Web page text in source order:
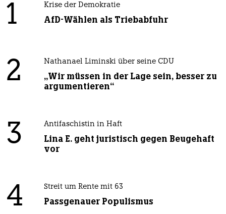
1 Krise der Demokratie
AfD-Wählen als Triebabfuhr
2 Nathanael Liminski über seine CDU
„Wir müssen in der Lage sein, besser zu
argumentieren“
3 Antifaschistin in Haft
Lina E. geht juristisch gegen Beugehaft
vor
4 Streit um Rente mit 63
Passgenauer Populismus